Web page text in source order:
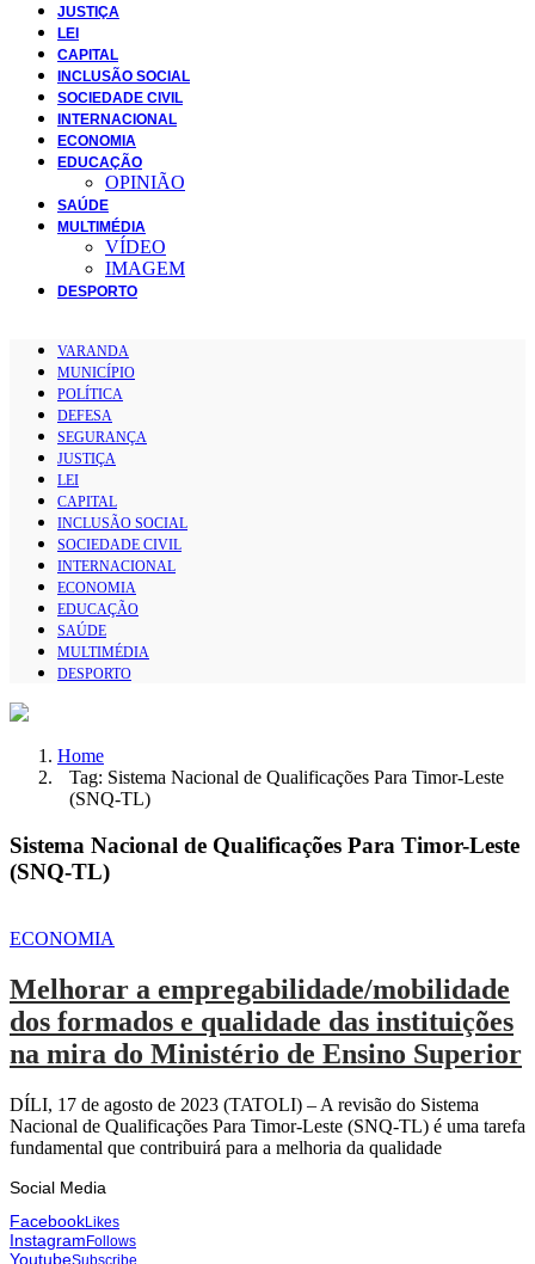
JUSTIÇA
LEI
CAPITAL
INCLUSÃO SOCIAL
SOCIEDADE CIVIL
INTERNACIONAL
ECONOMIA
EDUCAÇÃO
OPINIÃO
SAÚDE
MULTIMÉDIA
VÍDEO
IMAGEM
DESPORTO
VARANDA
MUNICÍPIO
POLÍTICA
DEFESA
SEGURANÇA
JUSTIÇA
LEI
CAPITAL
INCLUSÃO SOCIAL
SOCIEDADE CIVIL
INTERNACIONAL
ECONOMIA
EDUCAÇÃO
SAÚDE
MULTIMÉDIA
DESPORTO
Home
Tag: Sistema Nacional de Qualificações Para Timor-Leste
(SNQ-TL)
Sistema Nacional de Qualificações Para Timor-Leste
(SNQ-TL)
ECONOMIA
Melhorar a empregabilidade/mobilidade
dos formados e qualidade das instituições
na mira do Ministério de Ensino Superior
DÍLI, 17 de agosto de 2023 (TATOLI) – A revisão do Sistema
Nacional de Qualificações Para Timor-Leste (SNQ-TL) é uma tarefa
fundamental que contribuirá para a melhoria da qualidade
Social Media
FacebookLikes
InstagramFollows
YoutubeSubscribe